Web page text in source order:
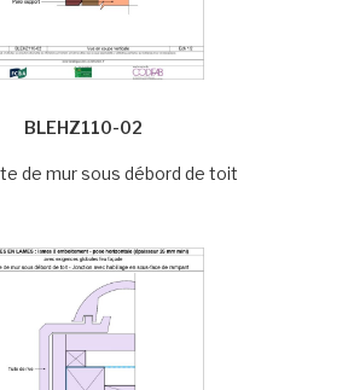
BLEHZ110-02
de mur sous débord de toit